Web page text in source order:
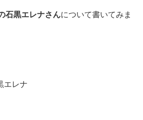
石黒エレナさんについて書いてみま
エレナ